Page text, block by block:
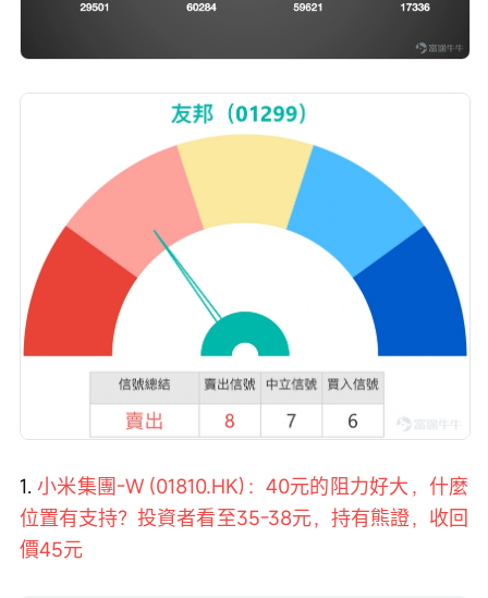
1. 小米集團-W (01810.HK)：40元的阻力好大，什麼
位置有支持？投資者看至35-38元，持有熊證，收回
價45元